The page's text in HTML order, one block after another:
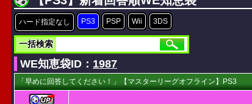
ハード指定なし PS3 PSP Wii 3DS
一括検索
WE知恵袋ID： 1987
「早めに回答してください！」【マスターリーグオフライン】PS3